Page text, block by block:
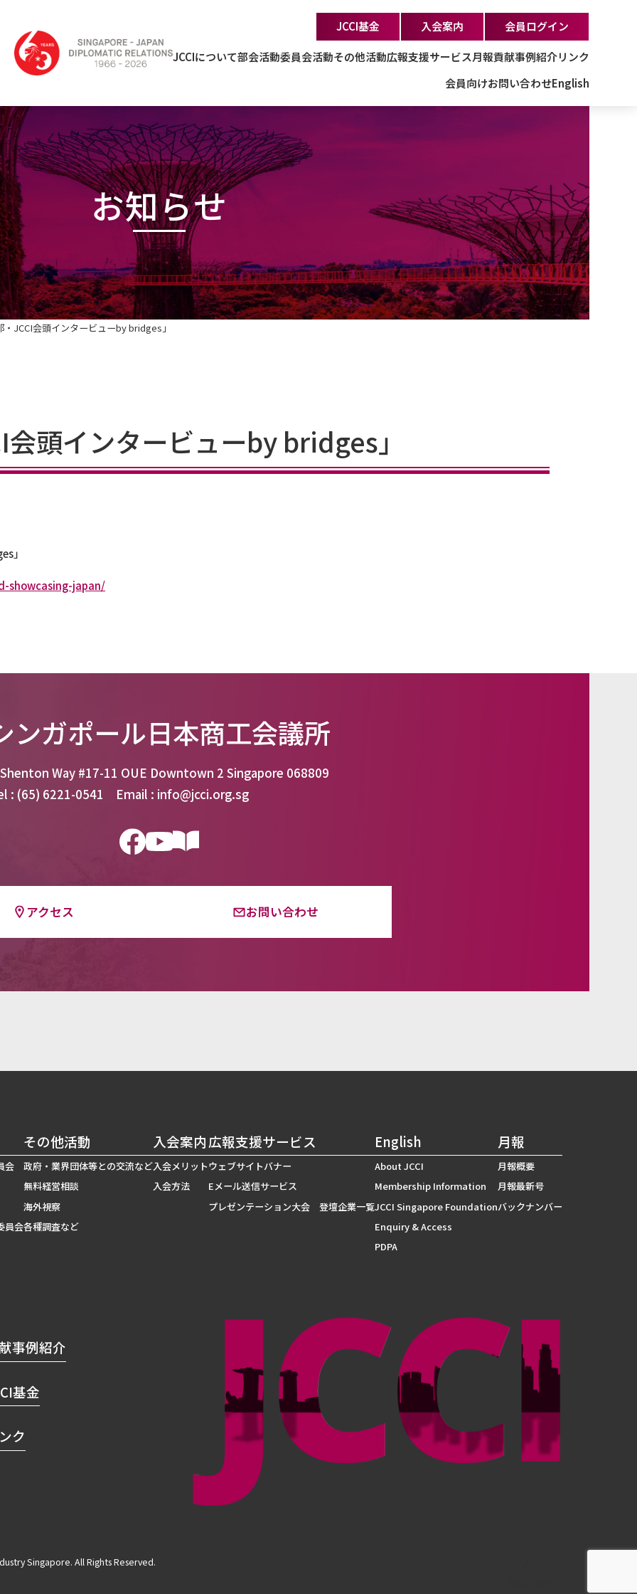
JCCI基金 入会案内 会員ログイン
JCCIについて部会活動委員会活動その他活動広報支援サービス月報貢献事例紹介リンク
会員向けお問い合わせEnglish
お知らせ
・JCCI会頭インタービューby bridges」
頭インタービューby bridges」
」
showcasing-japan/
ンガポール日本商工会議所
Way #17-11 OUE Downtown 2 Singapore 068809
: (65) 6221-0541 Email : info@jcci.org.sg
アクセス お問い合わせ
会
員会
その他活動
政府・業界団体等との交流など
無料経営相談
海外視察
各種調査など
入会案内
入会メリット
入会方法
広報支援サービス
ウェブサイトバナー
Eメール送信サービス
プレゼンテーション大会 登壇企業一覧
English
About JCCI
Membership Information
JCCI Singapore Foundation
Enquiry & Access
PDPA
月報
月報概要
月報最新号
バックナンバー
事例紹介
基金
ク
Singapore. All Rights Reserved.